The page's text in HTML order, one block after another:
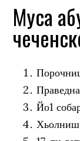
Муса
Йо1
Хьолниш